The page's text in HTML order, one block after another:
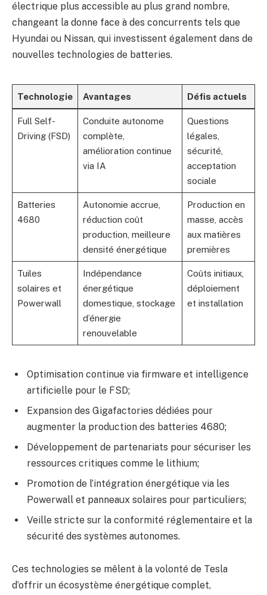
électrique plus accessible au plus grand nombre,
changeant la donne face à des concurrents tels que
Hyundai ou Nissan, qui investissent également dans de
nouvelles technologies de batteries.
Technologie Avantages Défis actuels
Full Self-
Driving (FSD)
Conduite autonome
complète,
amélioration continue
via IA
Questions
légales,
sécurité,
acceptation
sociale
Batteries
4680
Autonomie accrue,
réduction coût
production, meilleure
densité énergétique
Production en
masse, accès
aux matières
premières
Tuiles
solaires et
Powerwall
Indépendance
énergétique
domestique, stockage
d’énergie
renouvelable
Coûts initiaux,
déploiement
et installation
Optimisation continue via firmware et intelligence
artificielle pour le FSD;
Expansion des Gigafactories dédiées pour
augmenter la production des batteries 4680;
Développement de partenariats pour sécuriser les
ressources critiques comme le lithium;
Promotion de l’intégration énergétique via les
Powerwall et panneaux solaires pour particuliers;
Veille stricte sur la conformité réglementaire et la
sécurité des systèmes autonomes.
Ces technologies se mêlent à la volonté de Tesla
d’offrir un écosystème énergétique complet,